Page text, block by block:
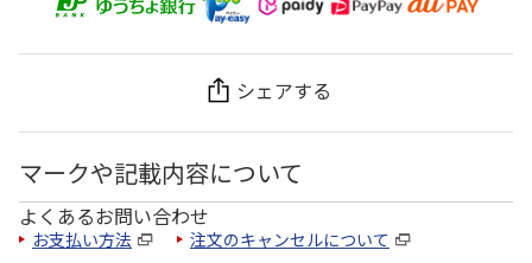
シェアする
マークや記載内容について
よくあるお問い合わせ
お支払い方法 注文のキャンセルについて